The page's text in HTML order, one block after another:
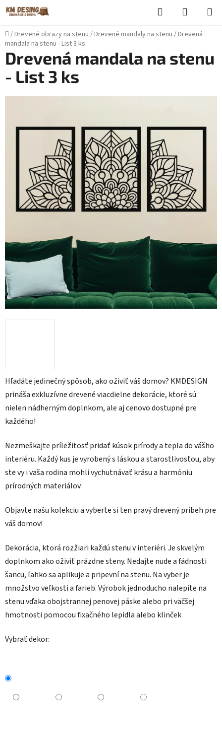
Prejsť
na
obsah
Hľadať
KOŠÍK
Domov
/Drevené obrazy na stenu/Drevené mandaly na stenu/Drevená
mandala na stenu - List 3 ks
Hľadáte jedinečný spôsob, ako oživiť váš domov? KMDESIGN
prináša exkluzívne drevené viacdielne dekorácie, ktoré sú
nielen nádherným doplnkom, ale aj cenovo dostupné pre
každého!
Nezmeškajte príležitosť pridať kúsok prírody a tepla do vášho
interiéru. Každý kus je vyrobený s láskou a starostlivosťou, aby
ste vy i vaša rodina mohli vychutnávať krásu a harmóniu
prírodných materiálov.
Objavte našu kolekciu a vyberte si ten pravý drevený príbeh pre
váš domov!
Dekorácia, ktorá rozžiari každú stenu v interiéri. Je skvelým
doplnkom ako oživiť prázdne steny. Nedajte nude a fádnosti
šancu, ľahko sa aplikuje a pripevní na stenu. Na vyber je
množstvo veľkosti a farieb. Výrobok jednoducho nalepíte na
stenu vďaka obojstrannej penovej páske alebo pri väčšej
hmotnosti pomocou fixačného lepidla alebo klinček
Vybrať dekor:
Drevená mandala na stenu
- List 3 ks